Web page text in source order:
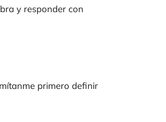
y responder con
primero definir